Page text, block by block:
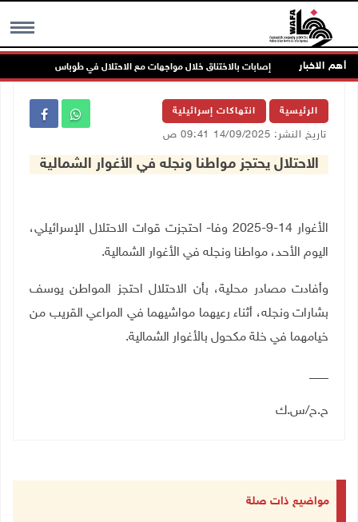
MENU أهم الاخبار إصابات بالاختناق خلال مواجهات مع الاحتلال في طوباس
الرئيسية انتهاكات إسرائيلية
تاريخ النشر: 14/09/2025 09:41 ص
الاحتلال يحتجز مواطنا ونجله في الأغوار الشمالية
الأغوار 14-9-2025 وفا- احتجزت قوات الاحتلال الإسرائيلي،
اليوم الأحد، مواطنا ونجله في الأغوار الشمالية.
وأفادت مصادر محلية، بأن الاحتلال احتجز المواطن يوسف
بشارات ونجله، أثناء رعيهما مواشيهما في المراعي القريب من
خيامهما في خلة مكحول بالأغوار الشمالية.
ح.ح/س.ك
مواضيع ذات صلة